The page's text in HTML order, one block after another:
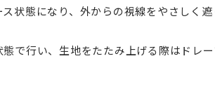
状態になり、外からの視線をやさしく
で行い、生地をたたみ上げる際はドレー